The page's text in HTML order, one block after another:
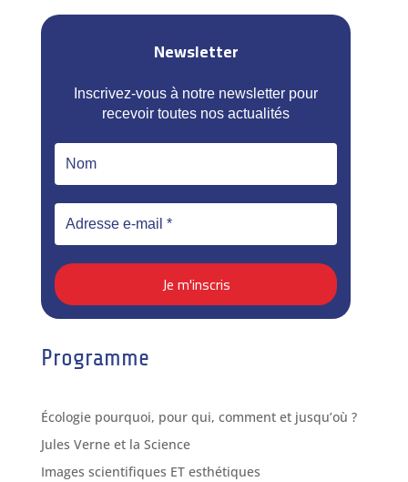
Newsletter
Inscrivez-vous à notre newsletter pour
recevoir toutes nos actualités
Programme
Écologie pourquoi, pour qui, comment et jusqu’où ?
Jules Verne et la Science
Images scientifiques ET esthétiques